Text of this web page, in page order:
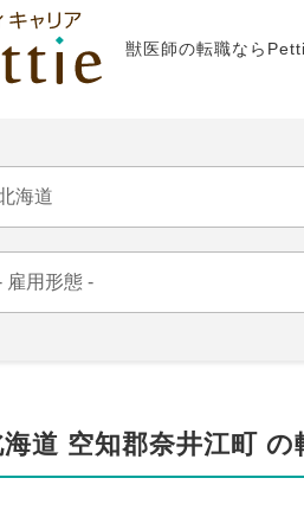
獣医師の転職なら
道 空知郡奈井江町 の